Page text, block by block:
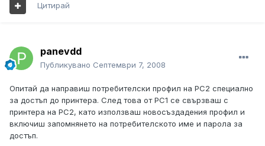
Цитирай
panevdd
Публикувано Септември 7, 2008
Опитай да направиш потребителски профил на PC2 специално
за достъп до принтера. След това от РС1 се свързваш с
принтера на РС2, като използваш новосъздадения профил и
включиш запомнянето на потребителското име и парола за
достъп.